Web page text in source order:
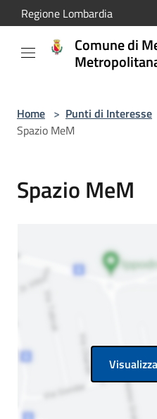
Salta al contenuto principale
Regione Lombardia
Comune di
Home > Punti di Interesse
Spazio MeM
Spazio MeM